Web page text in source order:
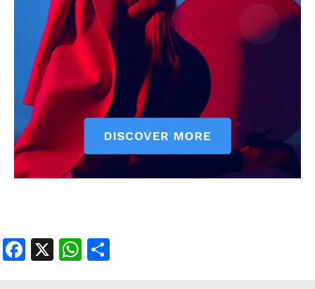
Facebook
X WhatsApp
Share
Facebook
X WhatsApp